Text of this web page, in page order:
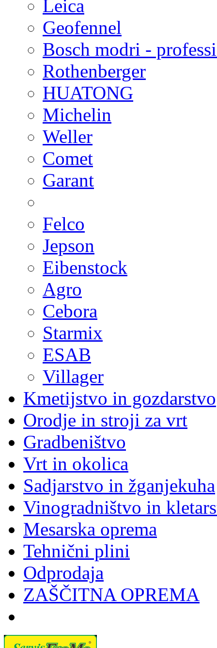
Leica
Geofennel
Bosch modri -
Rothenberger
HUATONG
Michelin
Weller
Comet
Garant
Felco
Jepson
Eibenstock
Agro
Cebora
Starmix
ESAB
Villager
Kmetijstvo in gozdarstvo
Orodje in stroji za vrt
Gradbeništvo
Vrt in okolica
Sadjarstvo in žganjekuha
Vinogradništvo in
Mesarska oprema
Tehnični plini
Odprodaja
ZAŠČITNA OPREMA